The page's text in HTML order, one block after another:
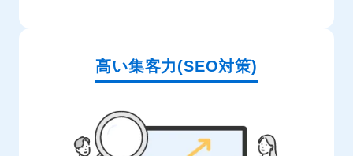
高い集客力(SEO対策)